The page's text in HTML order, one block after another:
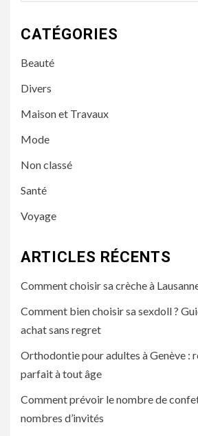
CATÉGORIES
Beauté
Divers
Maison et Travaux
Mode
Non classé
Santé
Voyage
ARTICLES RÉCENTS
Comment choisir sa crèche à
Comment bien choisir sa sexdoll ?
achat sans regret
Orthodontie pour adultes à Genève :
parfait à tout âge
Comment prévoir le nombre de
nombres d’invités